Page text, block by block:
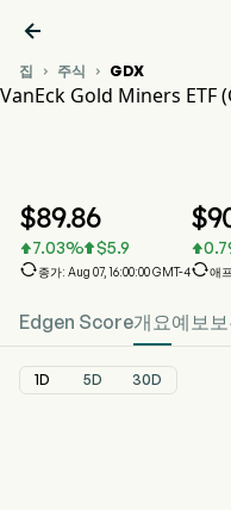

집  주식  GDX
VanEck Gold Miners ETF
$89.86
7.03% $5.9
종가: Aug 07, 16:00:00 GMT-4
$

애
Edgen Score개요예보
1D 5D 30D